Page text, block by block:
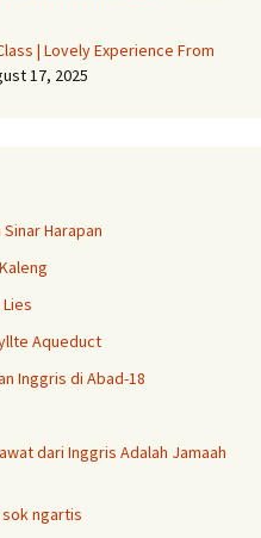
| Lovely Experience From
17, 2025
Harapan
Aqueduct
Inggris di Abad-18
dari Inggris Adalah Jamaah
ngartis